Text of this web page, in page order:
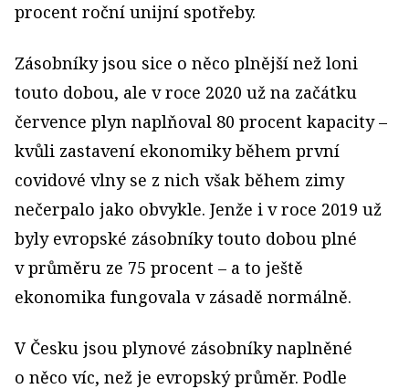
procent roční unijní spotřeby.
Zásobníky jsou sice o něco plnější než loni
touto dobou, ale v roce 2020 už na začátku
července plyn naplňoval 80 procent kapacity –
kvůli zastavení ekonomiky během první
covidové vlny se z nich však během zimy
nečerpalo jako obvykle. Jenže i v roce 2019 už
byly evropské zásobníky touto dobou plné
v průměru ze 75 procent – a to ještě
ekonomika fungovala v zásadě normálně.
V Česku jsou plynové zásobníky naplněné
o něco víc, než je evropský průměr. Podle